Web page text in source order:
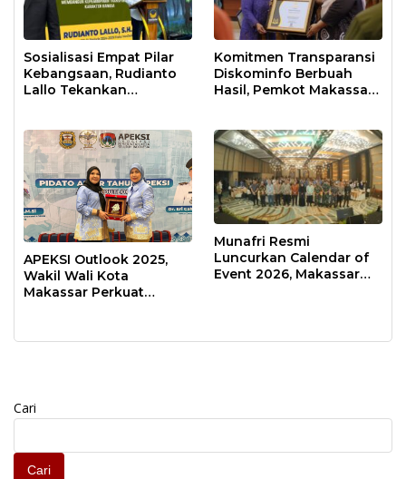
Sosialisasi Empat Pilar
Kebangsaan, Rudianto
Lallo Tekankan
Komitmen Transparansi
Diskominfo Berbuah
Hasil, Pemkot Makassar
APEKSI Outlook 2025,
Wakil Wali Kota
Makassar Perkuat
Munafri Resmi
Luncurkan Calendar of
Event 2026, Makassar
Cari
Cari